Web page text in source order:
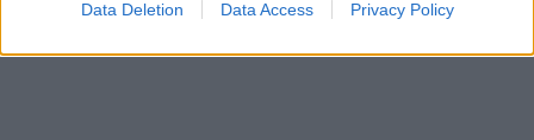
Data Deletion Data Access Privacy Policy